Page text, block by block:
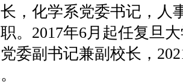
，化学系党委书记，人
。2017年6月起任复旦
委副书记兼副校长，